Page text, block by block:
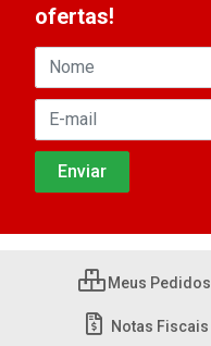
ofertas!
Meus Pedidos
Notas Fiscais